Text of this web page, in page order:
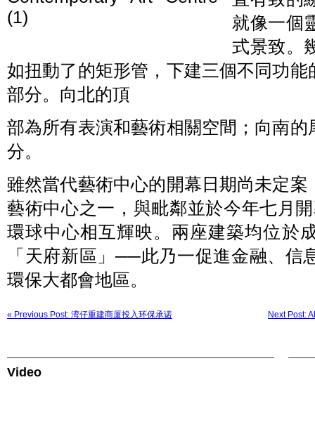
就像一個
式景致。
如扭動了的矩形管，下建三個不同功
部分。向北的頂
部為所有表演和藝術相關空間；向南
分。
雖然當代藝術中心的開幕日期尚未定
藝術中心之一，與毗鄰並於今年七月
環球中心相互輝映。兩座建築均位於
「天府新區」──此乃一促進金融、信
環保大都會地區。
« Previous Post: 湾仔重建商厦投入环保承诺 Next Post:
Video